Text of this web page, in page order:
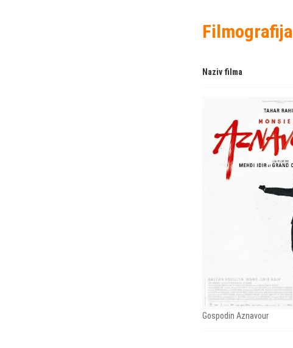
Filmografija
Naziv filma
Gospodin Aznavour